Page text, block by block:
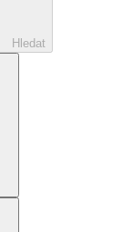
Hledat